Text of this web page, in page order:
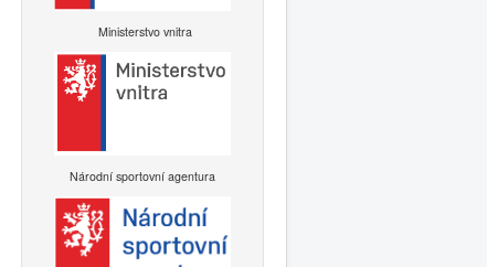
Ministerstvo vnitra
Národní sportovní agentura